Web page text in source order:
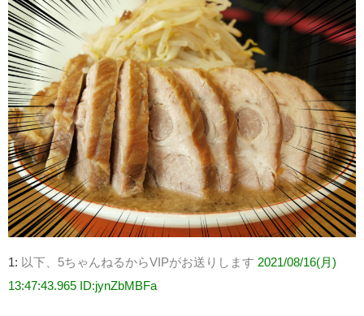
1: 以下、5ちゃんねるからVIPがお送りします 2021/08/16(月)
13:47:43.965 ID:jynZbMBFa